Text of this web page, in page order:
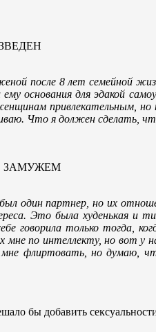
после 8 лет семейной
основания для эдакой
привлекательным, но
Что я должен сделать,
ЗАМУЖЕМ
один партнер, но их
Это была худенькая и
говорила только тогда,
мне по интеллекту, но вот у
мне флиртовать, но думаю,
бы добавить